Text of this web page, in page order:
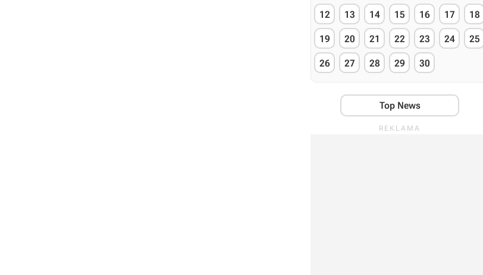
12 13 14 15 16 17 18
19 20 21 22 23 24 25
26 27 28 29 30
Top News